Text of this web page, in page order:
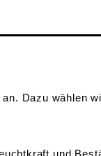
Dazu wählen
und